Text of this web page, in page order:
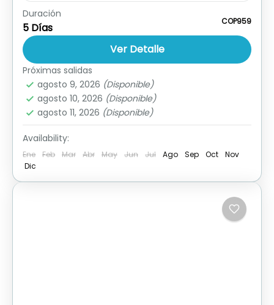
Ver Publicidad Reservar Hoy
México
Duración
5 Días COP959
Ver Detalle
Próximas salidas
agosto 9, 2026 (Disponible)
agosto 10, 2026 (Disponible)
agosto 11, 2026 (Disponible)
Availability:
Ene Feb Mar Abr May Jun Jul Ago Sep Oct
Nov
Dic